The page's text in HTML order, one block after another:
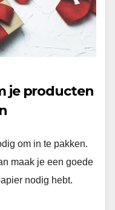
je producten
om in te pakken.
maak je een goede
nodig hebt.